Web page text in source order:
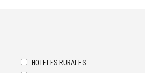
HOTELES RURALES